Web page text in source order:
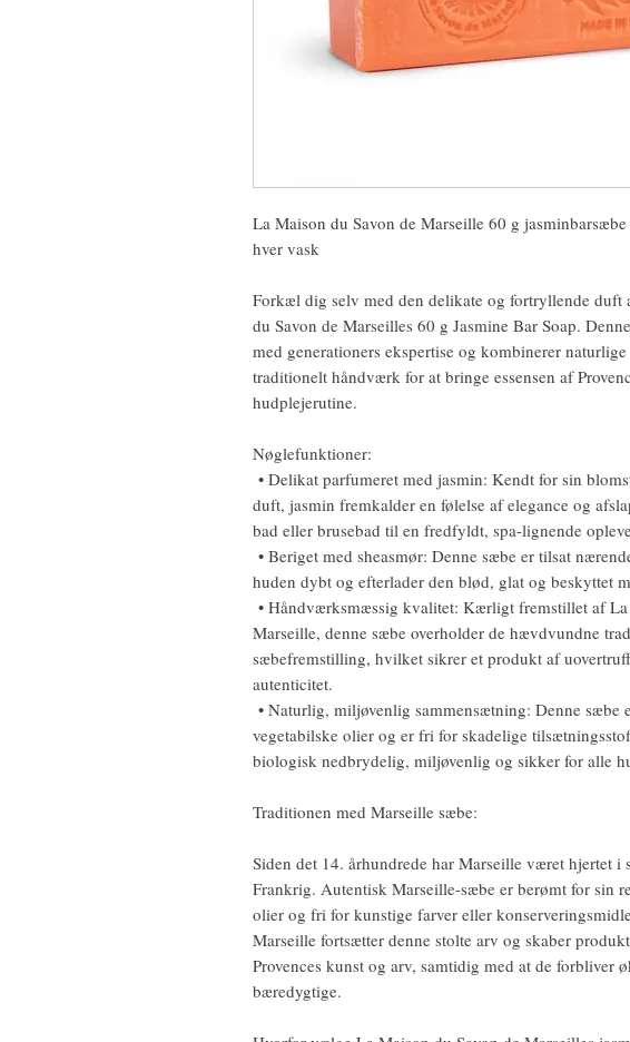
La Maison du Savon de Marseille 60 g jasminbarsæbe
hver vask
Forkæl dig selv med den delikate og fortryllende duft
du Savon de Marseilles 60 g Jasmine Bar Soap.
med generationers ekspertise og kombinerer
traditionelt håndværk for at bringe essensen af
hudplejerutine.
Nøglefunktioner:
• Delikat parfumeret med jasmin: Kendt for sin
duft, jasmin fremkalder en følelse af elegance og
bad eller brusebad til en fredfyldt, spa-lignende
• Beriget med sheasmør: Denne sæbe er tilsat
huden dybt og efterlader den blød, glat og beskyttet
• Håndværksmæssig kvalitet: Kærligt fremstillet af La
Marseille, denne sæbe overholder de hævdvundne
sæbefremstilling, hvilket sikrer et produkt af
autenticitet.
• Naturlig, miljøvenlig sammensætning: Denne sæbe
vegetabilske olier og er fri for skadelige
biologisk nedbrydelig, miljøvenlig og sikker for alle
Traditionen med Marseille sæbe:
Siden det 14. århundrede har Marseille været hjertet
Frankrig. Autentisk Marseille-sæbe er berømt for sin
olier og fri for kunstige farver eller
Marseille fortsætter denne stolte arv og skaber
Provences kunst og arv, samtidig med at de forbliver
bæredygtige.